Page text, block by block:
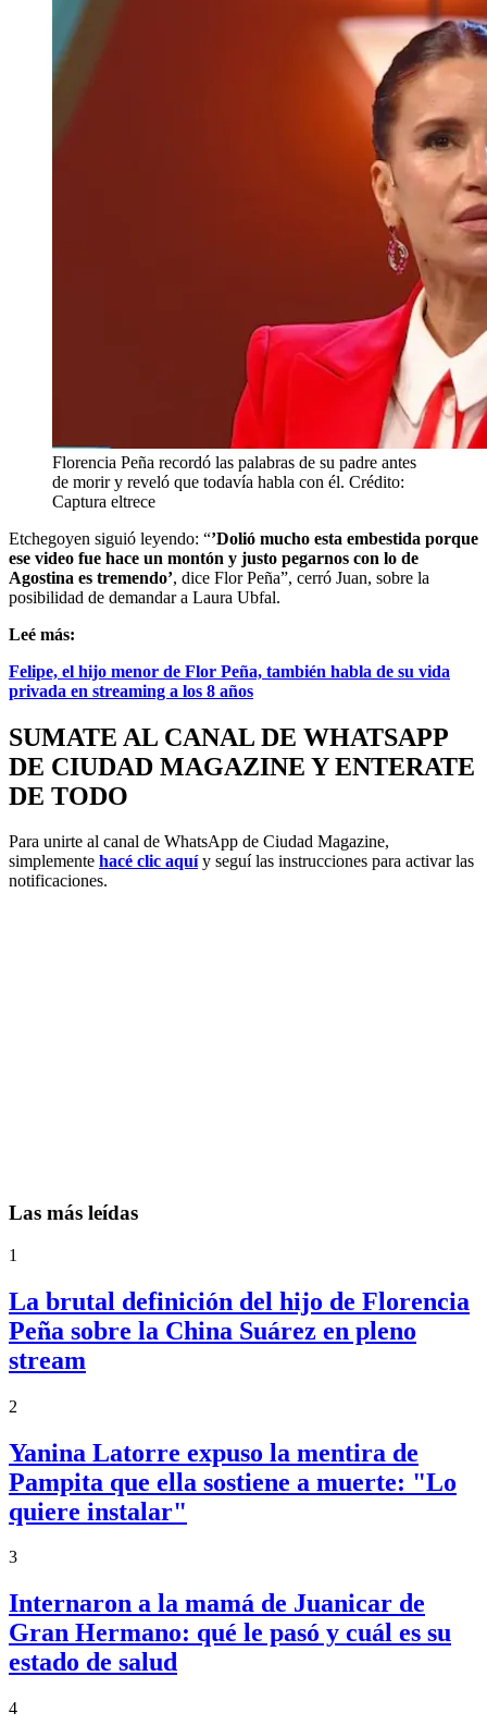
Florencia Peña recordó las palabras de su padre antes
de morir y reveló que todavía habla con él. Crédito:
Captura eltrece
Etchegoyen siguió leyendo: “’Dolió mucho esta embestida porque
ese video fue hace un montón y justo pegarnos con lo de
Agostina es tremendo’, dice Flor Peña”, cerró Juan, sobre la
posibilidad de demandar a Laura Ubfal.
Leé más:
Felipe, el hijo menor de Flor Peña, también habla de su vida
privada en streaming a los 8 años
SUMATE AL CANAL DE WHATSAPP
DE CIUDAD MAGAZINE Y ENTERATE
DE TODO
Para unirte al canal de WhatsApp de Ciudad Magazine,
simplemente hacé clic aquíy seguí las instrucciones para activar las
notificaciones.
Las más leídas
1
La brutal definición del hijo de Florencia
Peña sobre la China Suárez en pleno
stream
2
Yanina Latorre expuso la mentira de
Pampita que ella sostiene a muerte: "Lo
quiere instalar"
3
Internaron a la mamá de Juanicar de
Gran Hermano: qué le pasó y cuál es su
estado de salud
4